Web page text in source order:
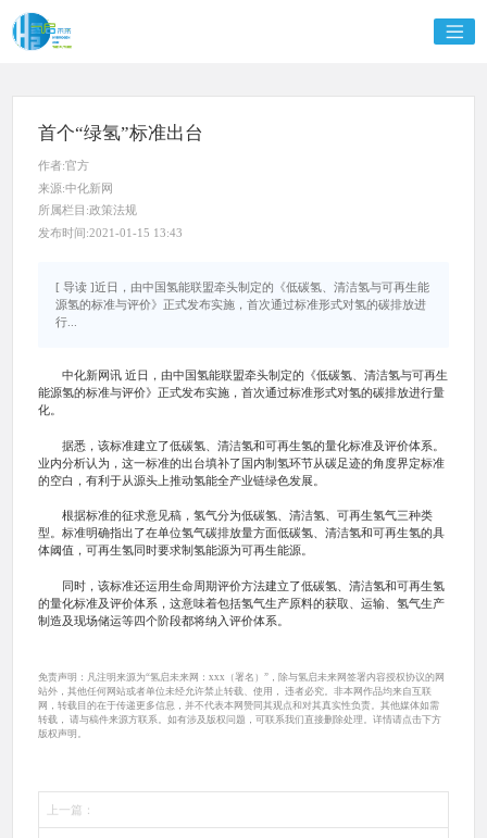
首个“绿氢”标准出台
作者:官方
来源:中化新网
所属栏目:政策法规
发布时间:2021-01-15 13:43
[ 导读 ]近日，由中国氢能联盟牵头制定的《低碳氢、清洁氢与可再生能
源氢的标准与评价》正式发布实施，首次通过标准形式对氢的碳排放进
行...
中化新网讯 近日，由中国氢能联盟牵头制定的《低碳氢、清洁氢与可再生
能源氢的标准与评价》正式发布实施，首次通过标准形式对氢的碳排放进行量
化。
据悉，该标准建立了低碳氢、清洁氢和可再生氢的量化标准及评价体系。
业内分析认为，这一标准的出台填补了国内制氢环节从碳足迹的角度界定标准
的空白，有利于从源头上推动氢能全产业链绿色发展。
根据标准的征求意见稿，氢气分为低碳氢、清洁氢、可再生氢气三种类
型。标准明确指出了在单位氢气碳排放量方面低碳氢、清洁氢和可再生氢的具
体阈值，可再生氢同时要求制氢能源为可再生能源。
同时，该标准还运用生命周期评价方法建立了低碳氢、清洁氢和可再生氢
的量化标准及评价体系，这意味着包括氢气生产原料的获取、运输、氢气生产
制造及现场储运等四个阶段都将纳入评价体系。
免责声明：凡注明来源为“氢启未来网：xxx（署名）”，除与氢启未来网签署内容授权协议的网
站外，其他任何网站或者单位未经允许禁止转载、使用， 违者必究。非本网作品均来自互联
网，转载目的在于传递更多信息，并不代表本网赞同其观点和对其真实性负责。其他媒体如需
转载， 请与稿件来源方联系。如有涉及版权问题，可联系我们直接删除处理。详情请点击下方
版权声明。
上一篇：